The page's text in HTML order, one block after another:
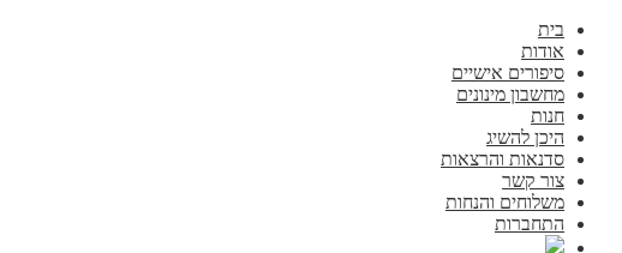
בית
אודות
סיפורים אישיים
מחשבון מינונים
חנות
היכן להשיג
סדנאות והרצאות
צור קשר
משלוחים והנחות
התחברות